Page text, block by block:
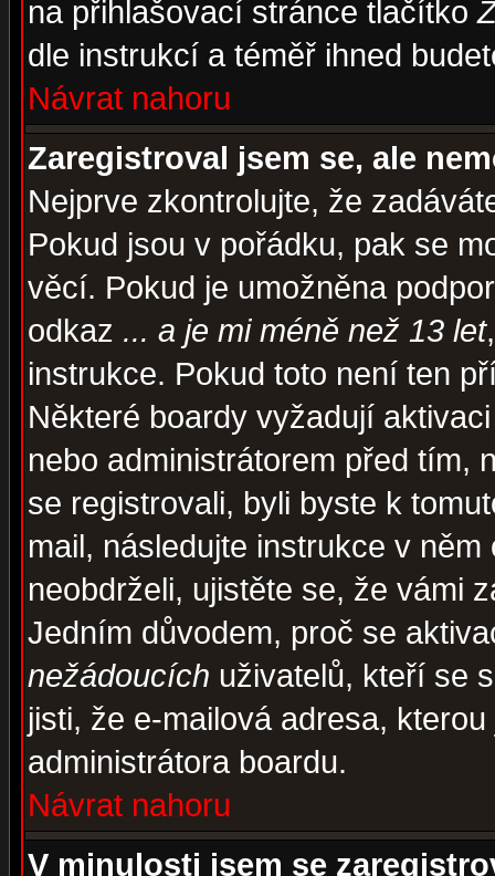
na přihlašovací stránce tlačítko
dle instrukcí a téměř ihned
Návrat nahoru
Zaregistroval jsem se, ale
Nejprve zkontrolujte, že
Pokud jsou v pořádku, pak se
věcí. Pokud je umožněna
odkaz ... a je mi méně než 13 let
instrukce. Pokud toto není ten
Některé boardy vyžadují
nebo administrátorem před tím,
se registrovali, byli byste k
mail, následujte instrukce v
neobdrželi, ujistěte se, že vámi
Jedním důvodem, proč se
nežádoucích uživatelů, kteří se
jisti, že e-mailová adresa,
administrátora boardu.
Návrat nahoru
V minulosti jsem se